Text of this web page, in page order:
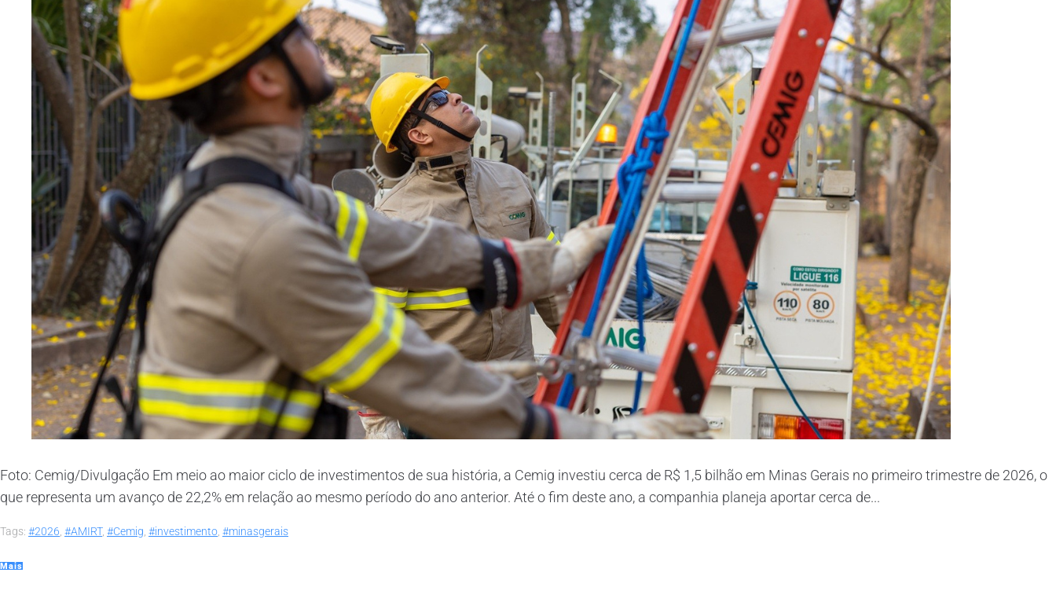
Foto: Cemig/Divulgação Em meio ao maior ciclo de investimentos de sua história, a Cemig investiu cerca de R$ 1,5 bilhão em Minas Gerais no primeiro trimestre de 2026, o
que representa um avanço de 22,2% em relação ao mesmo período do ano anterior. Até o fim deste ano, a companhia planeja aportar cerca de...
Tags: #2026 #AMIRT, #Cemig #investimento #minasgerais
Mais